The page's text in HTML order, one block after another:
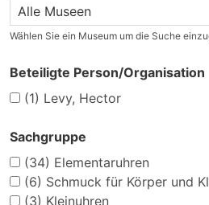
Wählen Sie ein Museum um die Suche
Beteiligte Person/Organisation
(1) Levy, Hector
Sachgruppe
(34) Elementaruhren
(6) Schmuck für Körper und
(3) Kleinuhren